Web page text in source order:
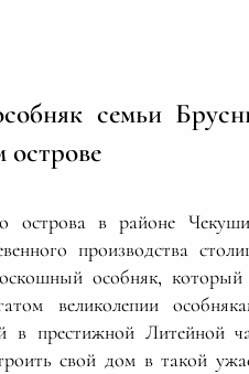
семьи
острове
острова в районе
производства
особняк,
великолепии
в престижной Литейной
свой дом в такой